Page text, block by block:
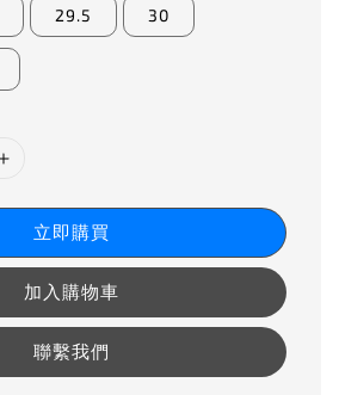
29.5 30
立即購買
加入購物車
聯繫我們